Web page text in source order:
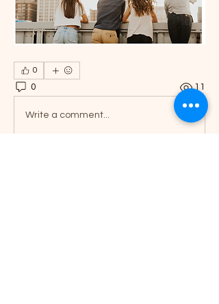
0
0 11
Write a comment...